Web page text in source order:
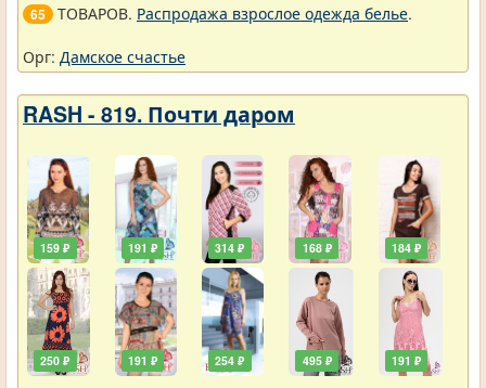
65 ТОВАРОВ. Распродажа взрослое одежда белье.
Орг: Дамское счастье
RASH - 819. Почти даром
159 ₽
250 ₽
191 ₽
191 ₽
314 ₽
254 ₽
168 ₽
495 ₽
184 ₽
191 ₽